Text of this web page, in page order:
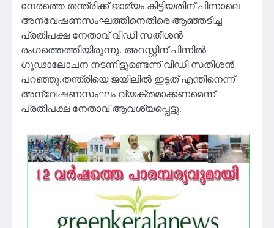
നേരത്തെ തന്ത്രിക്ക് ജാമ്യം കിട്ടിയതിന് പിന്നാലെ
അന്വേഷണസംഘത്തിനെതിരെ ആഞ്ഞടിച്ച
പ്രതിപക്ഷ നേതാവ് വിഡി സതീശൻ
രംഗത്തെത്തിയിരുന്നു. അറസ്റ്റിന് പിന്നിൽ
ഗൂഢാലോചന നടന്നിട്ടുണ്ടെന്ന് വിഡി സതീശൻ
പറഞ്ഞു.തന്ത്രിയെ ജയിലിൽ ഇട്ടത് എന്തിനെന്ന്
അന്വേഷണസംഘം വ്യക്തമാക്കണമെന്ന്
പ്രതിപക്ഷ നേതാവ് ആവശ്യപ്പെട്ടു.